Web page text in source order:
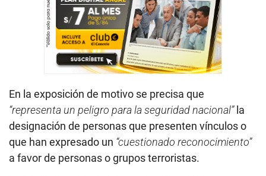
En la exposición de motivo se precisa que
“representa un peligro para la seguridad nacional”la
designación de personas que presenten vínculos o
que han expresado un “cuestionado reconocimiento”
a favor de personas o grupos terroristas.